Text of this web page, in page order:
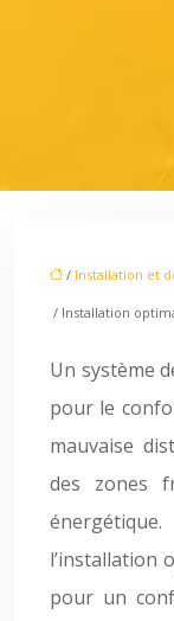
/ Installation et
/ Installation
Un système
pour le
mauvaise
des zones
l’installation
pour un